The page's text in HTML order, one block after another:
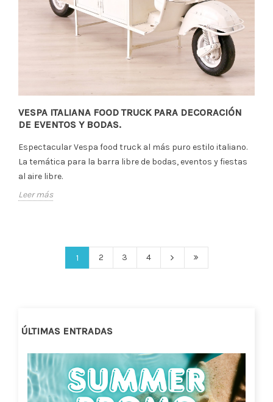
ÚLTIMAS ENTRADAS
VESPA ITALIANA FOOD TRUCK PARA DECORACIÓN
DE EVENTOS Y BODAS.
Espectacular Vespa food truck al más puro estilo italiano.
La temática para la barra libre de bodas, eventos y fiestas
al aire libre.
Leer más
1 2 3 4